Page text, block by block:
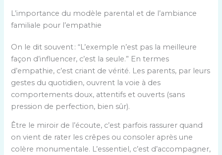
L’importance du modèle parental et de l’ambiance
familiale pour l’empathie
On le dit souvent : “L’exemple n’est pas la meilleure
façon d’influencer, c’est la seule.” En termes
d’empathie, c’est criant de vérité. Les parents, par leurs
gestes du quotidien, ouvrent la voie à des
comportements doux, attentifs et ouverts (sans
pression de perfection, bien sûr).
Être le miroir de l’écoute, c’est parfois rassurer quand
on vient de rater les crêpes ou consoler après une
colère monumentale. L’essentiel, c’est d’accompagner,